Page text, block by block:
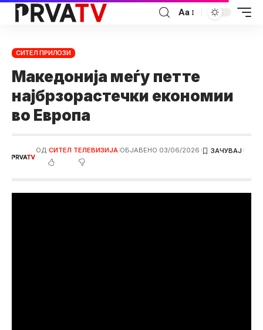
Аа
СИТЕЛ ПРИЛОЗИ
Македонија меѓу петте
најбрзорастечки економии
во Европа
ОД:СИТЕЛ ТЕЛЕВИЗИЈА ОБЈАВЕНО 03/06/2026